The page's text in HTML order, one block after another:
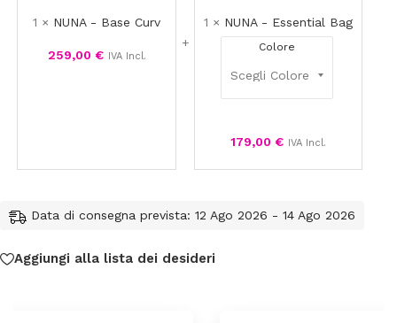
1 × NUNA - Base Curv
259,00 € IVA Incl.
1 × NUNA - Essential Bag
Colore
179,00 € IVA Incl.
Data di consegna prevista: 12 Ago 2026 - 14 Ago 2026
Aggiungi alla lista dei desideri